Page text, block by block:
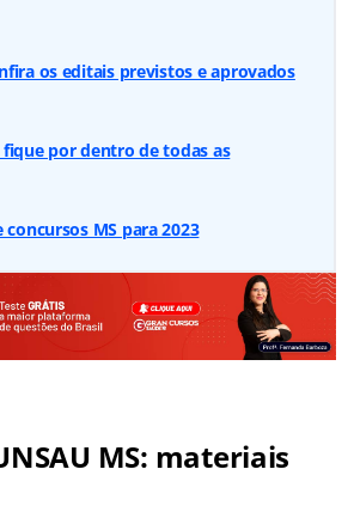
os editais previstos e aprovados
por dentro de todas as
MS para 2023
MS: materiais